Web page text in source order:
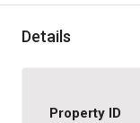
Details
Property ID